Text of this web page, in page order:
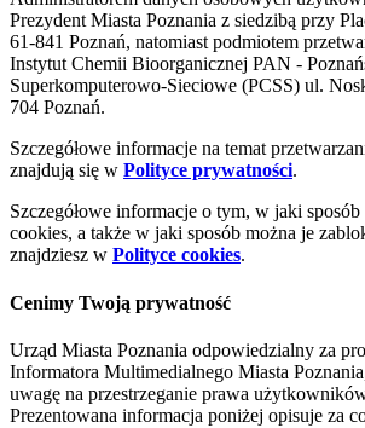
Prezydent Miasta Poznania z siedzibą przy
61-841 Poznań, natomiast podmiotem
Instytut Chemii Bioorganicznej PAN -
Superkomputerowo-Sieciowe (PCSS) ul.
704 Poznań.
Szczegółowe informacje na temat
znajdują się w Polityce prywatności.
Szczegółowe informacje o tym, w jaki
cookies, a także w jaki sposób można je
znajdziesz w Polityce cookies.
Cenimy Twoją prywatność
Urząd Miasta Poznania odpowiedzialny za
Informatora Multimedialnego Miasta
uwagę na przestrzeganie prawa
Prezentowana informacja poniżej opisuje za